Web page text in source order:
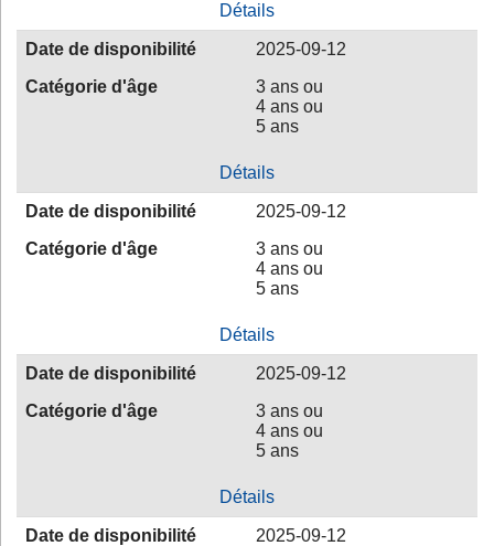
Détails
Date de disponibilité
2025-09-12
Catégorie d'âge
3 ans ou
4 ans ou
5 ans
Détails
Date de disponibilité
2025-09-12
Catégorie d'âge
3 ans ou
4 ans ou
5 ans
Détails
Date de disponibilité
2025-09-12
Catégorie d'âge
3 ans ou
4 ans ou
5 ans
Détails
Date de disponibilité
2025-09-12